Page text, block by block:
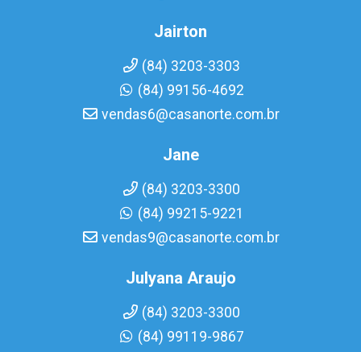
Jairton
(84) 3203-3303
(84) 99156-4692
vendas6@casanorte.com.br
Jane
(84) 3203-3300
(84) 99215-9221
vendas9@casanorte.com.br
Julyana Araujo
(84) 3203-3300
(84) 99119-9867